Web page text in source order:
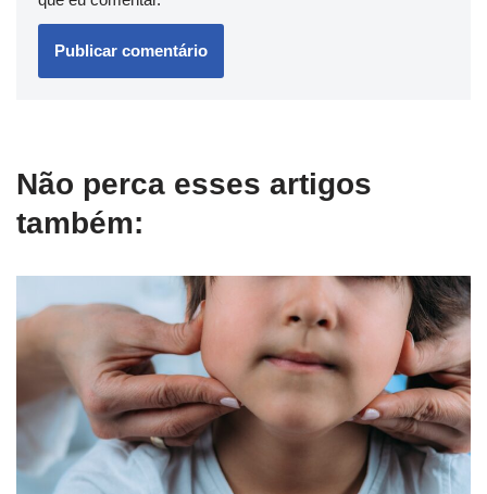
Não perca esses artigos
também: